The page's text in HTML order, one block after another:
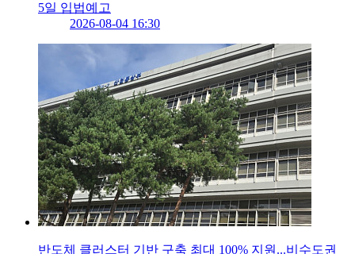
5일 입법예고
2026-08-04 16:30
반도체 클러스터 기반 구축 최대 100% 지원...비수도권